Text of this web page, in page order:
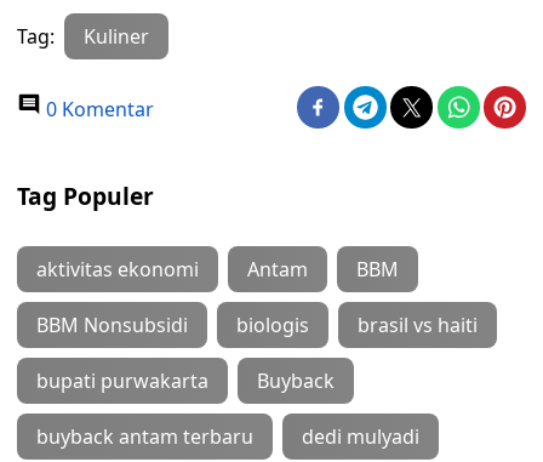
Tag: Kuliner
0 Komentar
Tag Populer
aktivitas ekonomi Antam BBM
BBM Nonsubsidi biologis brasil vs haiti
bupati purwakarta Buyback
buyback antam terbaru dedi mulyadi